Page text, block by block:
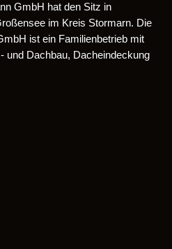
GmbH hat den Sitz in
im Kreis Stormarn. Die
ist ein Familienbetrieb mit
und Dachbau, Dacheindeckung